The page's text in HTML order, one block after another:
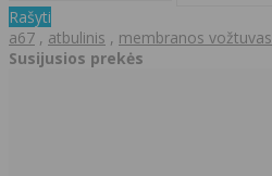
Rašyti
a67 , atbulinis , membranos vožtuvas
Susijusios prekės